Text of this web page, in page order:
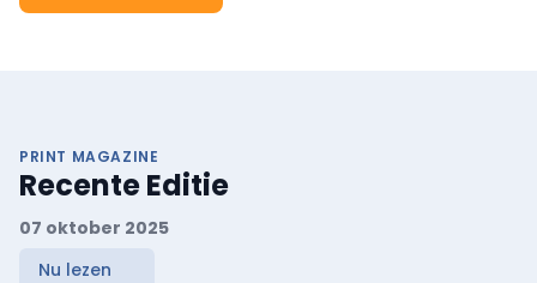
PRINT MAGAZINE
Recente Editie
07 oktober 2025
Nu lezen